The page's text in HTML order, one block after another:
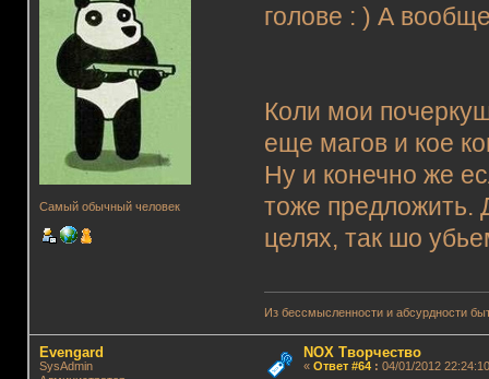
Самый обычный человек
голове : ) А
Коли мои
еще магов и кое
Ну и конечно же
тоже предложить.
целях, так шо
Из бессмысленности и абсурдности
Evengard
SysAdmin
NOX Творчество
« Ответ #64: 04/01/2012